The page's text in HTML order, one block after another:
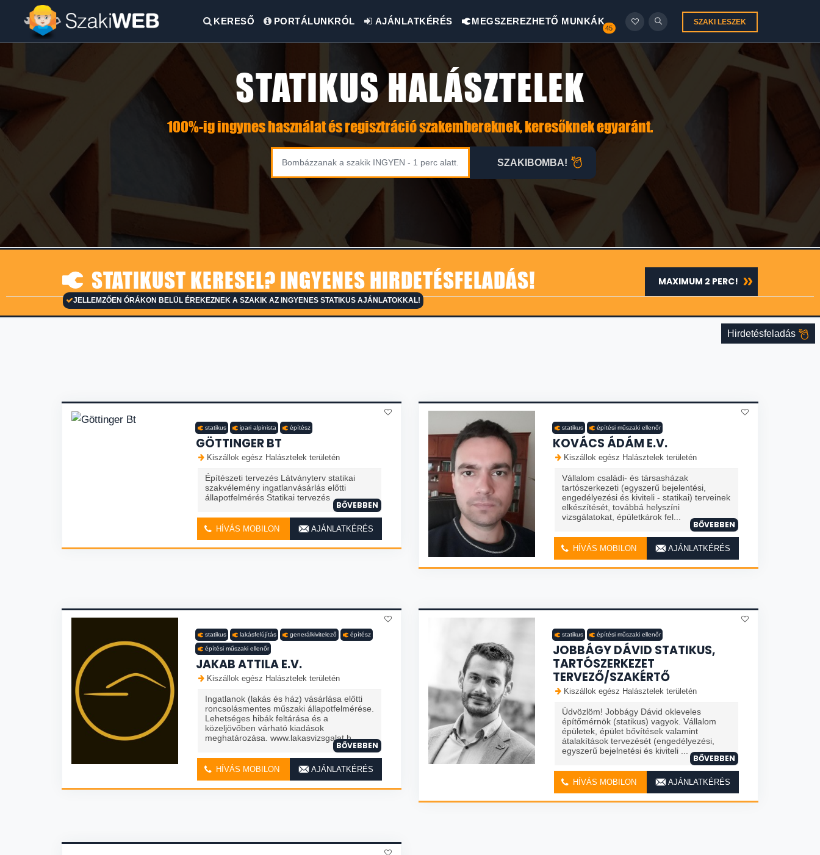
SZAKI LESZEK
KERESŐ PORTÁLUNKRÓL AJÁNLATKÉRÉS MEGSZEREZHETŐ MUNKÁK
45
STATIKUS HALÁSZTELEK
100%-ig ingynes használat és regisztráció szakembereknek, keresőknek egyaránt.
SZAKIBOMBA!
STATIKUST KERESEL? INGYENES HIRDETÉSFELADÁS!
JELLEMZŐEN ÓRÁKON BELÜL ÉREKEZNEK A SZAKIK AZ INGYENES STATIKUS AJÁNLATOKKAL!
MAXIMUM 2 PERC!
statikus ipari alpinista építész
GÖTTINGER BT
Kiszállok egész Halásztelek területén
Építészeti tervezés Látványterv statikai
szakvélemény ingatlanvásárlás előtti
állapotfelmérés Statikai tervezés
BŐVEBBEN
HÍVÁS MOBILON AJÁNLATKÉRÉS
statikus építési műszaki ellenőr
KOVÁCS ÁDÁM E.V.
Kiszállok egész Halásztelek területén
Vállalom családi- és társasházak
tartószerkezeti (egyszerű bejelentési,
engedélyezési és kiviteli - statikai) terveinek
elkészítését, továbbá helyszíni
vizsgálatokat, épületkárok fel...
BŐVEBBEN
HÍVÁS MOBILON AJÁNLATKÉRÉS
statikus lakásfelújítás generálkivitelező építész
építési műszaki ellenőr
JAKAB ATTILA E.V.
Kiszállok egész Halásztelek területén
Ingatlanok (lakás és ház) vásárlása előtti
roncsolásmentes műszaki állapotfelmérése.
Lehetséges hibák feltárása és a
közeljövőben várható kiadások
meghatározása. www.lakasvizsgalat.h
BŐVEBBEN
HÍVÁS MOBILON AJÁNLATKÉRÉS
statikus építési műszaki ellenőr
JOBBÁGY DÁVID STATIKUS,
TARTÓSZERKEZET
TERVEZŐ/SZAKÉRTŐ
Kiszállok egész Halásztelek területén
Üdvözlöm! Jobbágy Dávid okleveles
építőmérnök (statikus) vagyok. Vállalom
épületek, épület bővítések valamint
átalakítások tervezését (engedélyezési,
egyszerű bejelnetési és kiviteli ...
BŐVEBBEN
HÍVÁS MOBILON AJÁNLATKÉRÉS
Hirdetésfeladás